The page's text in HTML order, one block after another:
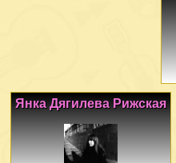
Янка Дягилева Рижская